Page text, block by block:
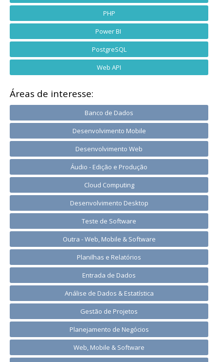
PHP
Power BI
PostgreSQL
Web API
Áreas de interesse:
Banco de Dados
Desenvolvimento Mobile
Desenvolvimento Web
Áudio - Edição e Produção
Cloud Computing
Desenvolvimento Desktop
Teste de Software
Outra - Web, Mobile & Software
Planilhas e Relatórios
Entrada de Dados
Análise de Dados & Estatística
Gestão de Projetos
Planejamento de Negócios
Web, Mobile & Software